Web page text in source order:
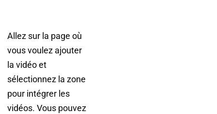
Allez sur la page où
vous voulez ajouter
la vidéo et
sélectionnez la zone
pour intégrer les
vidéos. Vous pouvez